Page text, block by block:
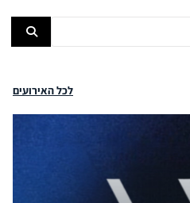
לכל האירועים